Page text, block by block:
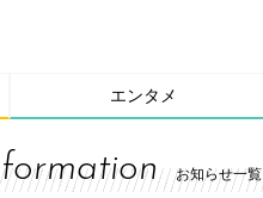
エンタメ
お知らせ一覧